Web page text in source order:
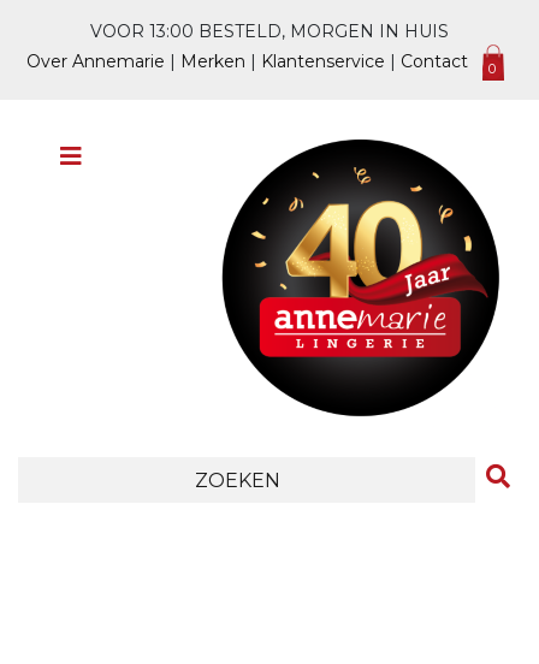
VOOR 13:00 BESTELD, MORGEN IN HUIS
Over Annemarie | Merken | Klantenservice | Contact 0